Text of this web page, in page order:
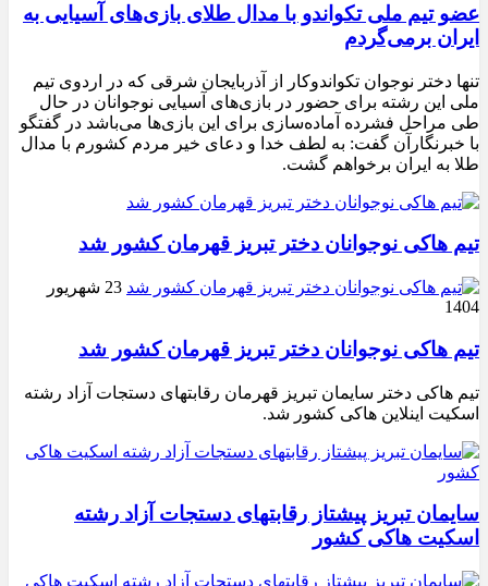
عضو تیم ملی تکواندو با مدال طلای بازی‌های آسیایی به
ایران برمی‌گردم
تنها دختر نوجوان تکواندوکار از آذربایجان شرقی که در اردوی تیم
ملی این رشته برای حضور در بازی‌های آسیایی نوجوانان در حال
طی مراحل فشرده آماده‌سازی برای این بازی‌ها می‌باشد در گفتگو
با خبرنگارآن گفت: به لطف خدا و دعای خیر مردم کشورم با مدال
طلا به ایران برخواهم گشت.
تیم هاکی نوجوانان دختر تبریز قهرمان کشور شد
23 شهریور
1404
تیم هاکی نوجوانان دختر تبریز قهرمان کشور شد
تیم هاکی دختر سایمان تبریز قهرمان رقابتهای دستجات آزاد رشته
اسکیت اینلاین هاکی کشور شد.
سایمان تبریز پیشتاز رقابتهای دستجات آزاد رشته
اسکیت هاکی کشور